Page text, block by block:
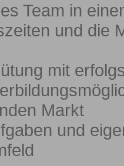
Team in
und die
mit
Markt
und